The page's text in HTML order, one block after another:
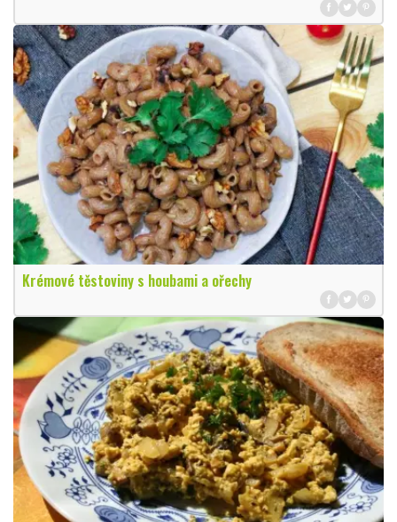
Krémové těstoviny s houbami a ořechy